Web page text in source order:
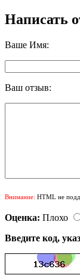
Написать
Ваше Имя:
Ваш отзыв:
Внимание: HTML не
Оценка: Плохо
Введите код,